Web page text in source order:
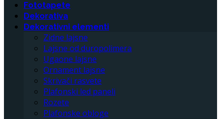
Fototapete
Dekorativa
Dekorativni elementi
Zidne lajsne
Lajsne od duropolimera
Ugaone lajsne
Ornament lajsne
Skrivači rasvete
Plafonski led paneli
Rozete
Plafonske obloge